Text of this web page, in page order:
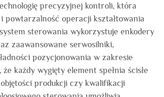
precyzyjnej kontroli, która
powtarzalność operacji kształtowania
sterowania wykorzystuje enkodery
zaawansowane serwosilniki,
pozycjonowania w zakresie
każdy wygięty element spełnia ścisłe
produkcji czy kwalifikacji